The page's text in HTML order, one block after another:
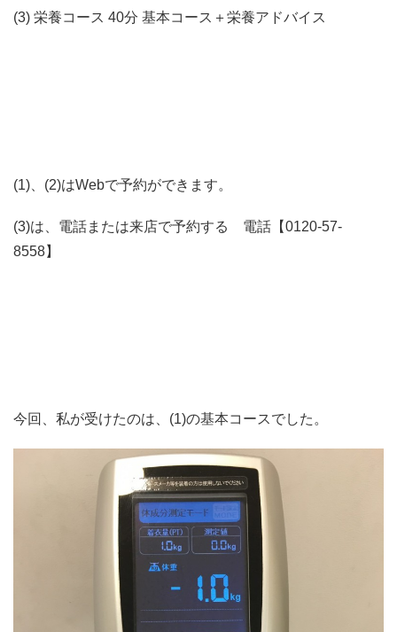
(3) 栄養コース 40分 基本コース＋栄養アドバイス
(1)、(2)はWebで予約ができます。
(3)は、電話または来店で予約する 電話【0120-57-
8558】
今回、私が受けたのは、(1)の基本コースでした。